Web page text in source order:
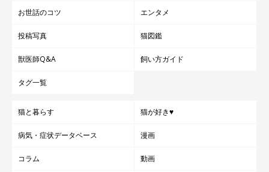
お世話のコツ エンタメ
投稿写真 猫図鑑
獣医師Q&A 飼い方ガイド
タグ一覧
猫と暮らす 猫が好き♥
病気・症状データベース 漫画
コラム 動画